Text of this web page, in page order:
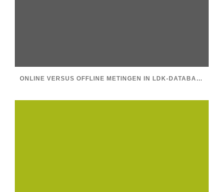
ONLINE VERSUS OFFLINE METINGEN IN LDK-DATABASE